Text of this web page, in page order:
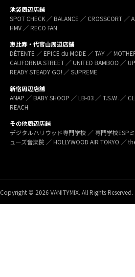
池袋周辺店舗
SPOT CHECK ／ BALANCE ／ CROSSCORT ／
HMV ／ RECO FAN
恵比寿・代官山周辺店舗
DÉTENTE ／ EPICE du MODE ／ TAY ／
CALIFORNIA STREET ／ UNITED BAMBOO ／
READY STEADY GO! ／ SUPREME
新宿周辺店舗
ANAP ／ BABY SHOOP ／ LB-03 ／ T.S.W. ／
REACH
その他周辺店舗
デジタルハリウッド専門学校 ／ 専門学校ESP
ューズ音楽院 ／ HOLLYWOOD AIR TOKYO ／
Copyright © 2026 VANITYMIX. All Rights Reserved.